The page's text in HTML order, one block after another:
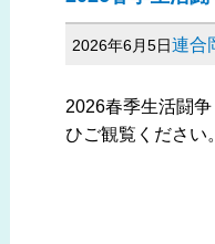
2026年6月5日連合
2026春季生活闘
ひご観覧ください